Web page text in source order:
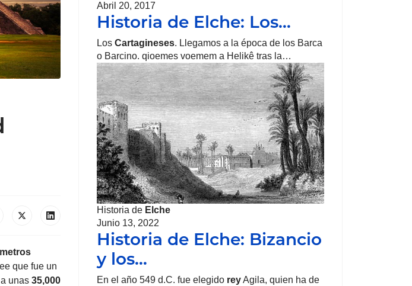
que fue un
unas 35,000
Abril 20, 2017
Historia de Elche: Los…
Los Cartagineses. Llegamos a la época de los Barca
o Barcino. qioemes voemem a Helikê tras la…
Historia de Elche
Junio 13, 2022
Historia de Elche: Bizancio
y los…
En el año 549 d.C. fue elegido reyAgila, quien ha de